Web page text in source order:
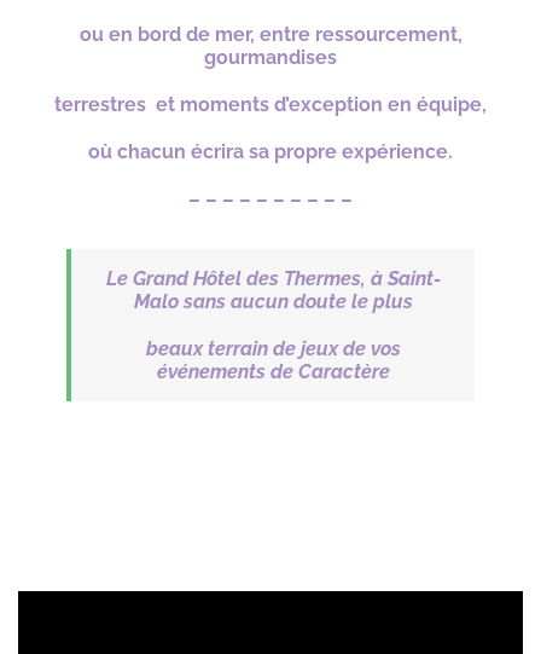
ou en bord de mer, entre ressourcement,
gourmandises
terrestres et moments d’exception en équipe,
où chacun écrira sa propre expérience.
– – – – – – – – – –
Le Grand Hôtel des Thermes, à Saint-
Malo sans aucun doute le plus
beaux terrain de jeux de vos
événements de Caractère